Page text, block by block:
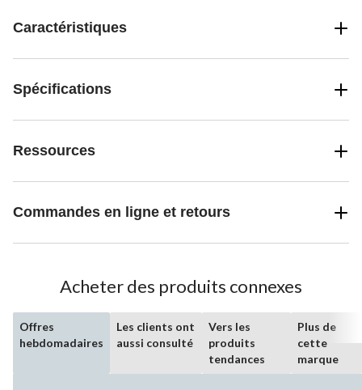
Caractéristiques
Spécifications
Ressources
Commandes en ligne et retours
Acheter des produits connexes
Offres
hebdomadaires
Les clients ont
aussi consulté
Vers les
produits
tendances
Plus de
cette
marque